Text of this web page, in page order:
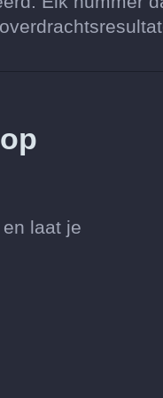
laat je